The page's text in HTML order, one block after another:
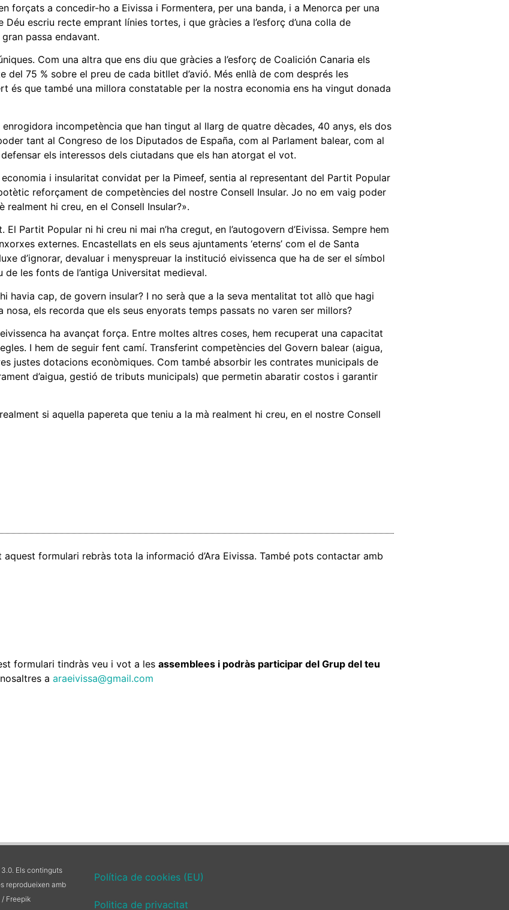
forçats a concedir-ho a Eivissa i Formentera, per una banda, i a Menorca per una
escriu recte emprant línies tortes, i que gràcies a l’esforç d’una colla de
passa endavant.
Com una altra que ens diu que gràcies a l’esforç de Coalición Canaria els
del 75 % sobre el preu de cada bitllet d’avió. Més enllà de com després les
és que també una millora constatable per la nostra economia ens ha vingut donada
incompetència que han tingut al llarg de quatre dècades, 40 anys, els dos
tant al Congreso de los Diputados de España, com al Parlament balear, com al
els interessos dels ciutadans que els han atorgat el vot.
i insularitat convidat per la Pimeef, sentia al representant del Partit Popular
reforçament de competències del nostre Consell Insular. Jo no em vaig poder
hi creu, en el Consell Insular?».
Partit Popular ni hi creu ni mai n’ha cregut, en l’autogovern d’Eivissa. Sempre hem
externes. Encastellats en els seus ajuntaments ‘eterns’ com el de Santa
d’ignorar, devaluar i menyspreuar la institució eivissenca que ha de ser el símbol
les fonts de l’antiga Universitat medieval.
havia cap, de govern insular? I no serà que a la seva mentalitat tot allò que hagi
els recorda que els seus enyorats temps passats no varen ser millors?
ha avançat força. Entre moltes altres coses, hem recuperat una capacitat
I hem de seguir fent camí. Transferint competències del Govern balear (aigua,
justes dotacions econòmiques. Com també absorbir les contrates municipals de
d’aigua, gestió de tributs municipals) que permetin abaratir costos i garantir
si aquella papereta que teniu a la mà realment hi creu, en el nostre Consell
aquest formulari rebràs tota la informació d’Ara Eivissa. També pots contactar amb
formulari tindràs veu i vot a les assemblees i podràs participar del Grup del teu
a araeivissa@gmail.com
Els continguts
reprodueixen amb
/ Freepik
Política de cookies (EU)
Politica de privacitat